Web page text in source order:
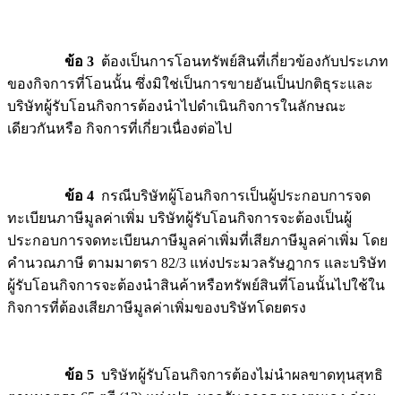
ข้อ 3 ต้องเป็นการโอนทรัพย์สินที่เกี่ยวข้องกับประเภท
ของกิจการที่โอนนั้น ซึ่งมิใช่เป็นการขายอันเป็นปกติธุระและ
บริษัทผู้รับโอนกิจการต้องนำไปดำเนินกิจการในลักษณะ
เดียวกันหรือ กิจการที่เกี่ยวเนื่องต่อไป
ข้อ 4 กรณีบริษัทผู้โอนกิจการเป็นผู้ประกอบการจด
ทะเบียนภาษีมูลค่าเพิ่ม บริษัทผู้รับโอนกิจการจะต้องเป็นผู้
ประกอบการจดทะเบียนภาษีมูลค่าเพิ่มที่เสียภาษีมูลค่าเพิ่ม โดย
คำนวณภาษี ตามมาตรา 82/3 แห่งประมวลรัษฎากร และบริษัท
ผู้รับโอนกิจการจะต้องนำสินค้าหรือทรัพย์สินที่โอนนั้นไปใช้ใน
กิจการที่ต้องเสียภาษีมูลค่าเพิ่มของบริษัทโดยตรง
ข้อ 5 บริษัทผู้รับโอนกิจการต้องไม่นำผลขาดทุนสุทธิ